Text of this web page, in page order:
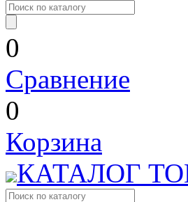
0
Сравнение
0
Корзина
КАТАЛОГ